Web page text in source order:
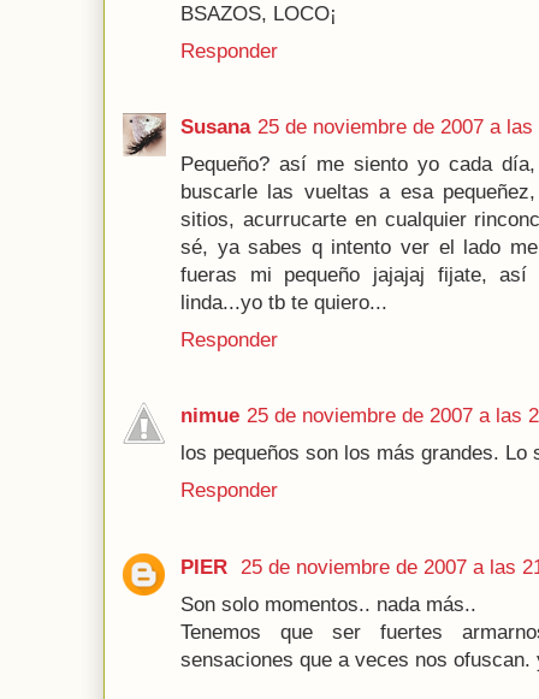
BSAZOS, LOCO¡
Responder
Susana 25 de noviembre de 2007 a las
Pequeño? así me siento yo cada
buscarle las vueltas a esa
sitios, acurrucarte en cualquier
sé, ya sabes q intento ver el lado
fueras mi pequeño jajajaj fijate,
linda...yo tb te quiero...
Responder
nimue 25 de noviembre de 2007 a las
los pequeños son los más grandes. Lo
Responder
PIER
25 de noviembre de 2007 a las
Son solo momentos.. nada más..
Tenemos que ser fuertes
sensaciones que a veces nos